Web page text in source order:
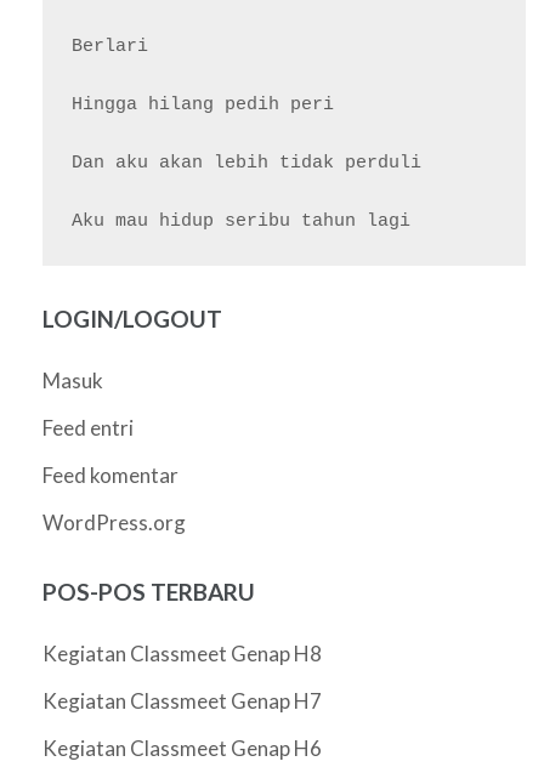
Berlari
Hingga hilang pedih peri
Dan aku akan lebih tidak perduli
LOGIN/LOGOUT
Masuk
Feed entri
Feed komentar
WordPress.org
POS-POS TERBARU
Kegiatan Classmeet Genap H8
Kegiatan Classmeet Genap H7
Kegiatan Classmeet Genap H6